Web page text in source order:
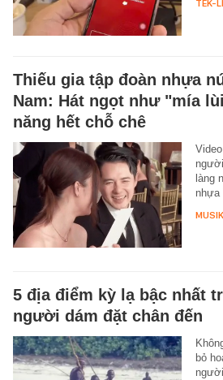
TEK-
Thiếu gia tập đoàn nhựa
Nam: Hát ngọt như "mía
năng hết chỗ chê
làng
nhựa
MUSIK
5 địa điểm kỳ lạ bậc nhất
người dám đặt chân đến
bỏ